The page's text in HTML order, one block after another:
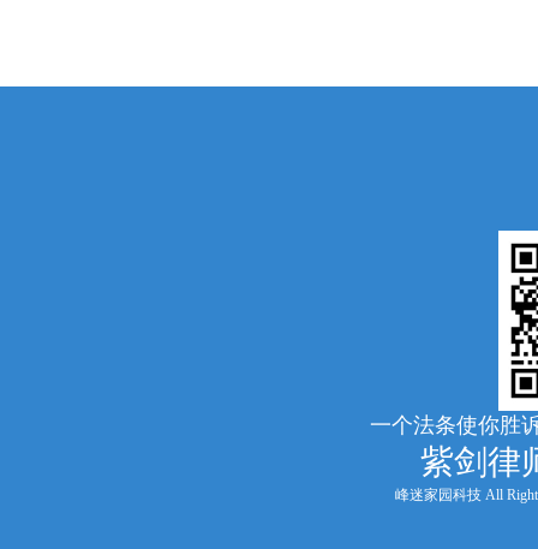
一个法条使你胜
紫剑律
峰迷家园科技 All